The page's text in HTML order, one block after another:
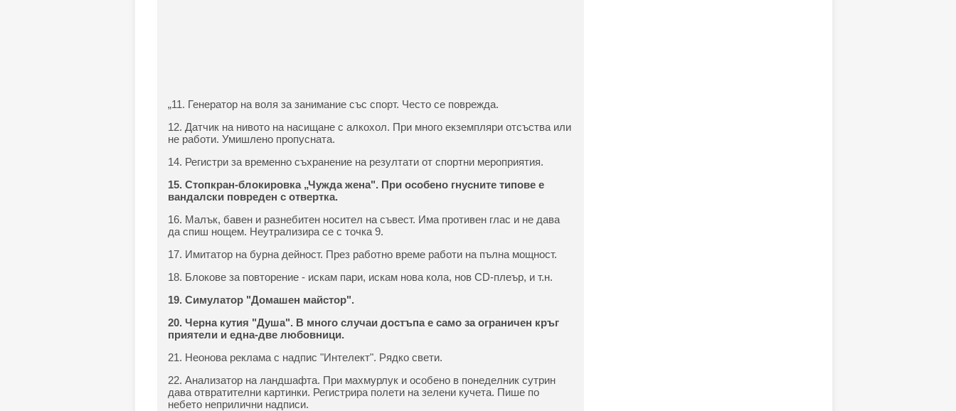
„11. Генератор на воля за занимание със спорт. Често се поврежда.
12. Датчик на нивото на насищане с алкохол. При много екземпляри отсъства или
не работи. Умишлено пропусната.
14. Регистри за временно съхранение на резултати от спортни мероприятия.
15. Стопкран-блокировка „Чужда жена". При особено гнусните типове е
вандалски повреден с отвертка.
16. Малък, бавен и разнебитен носител на съвест. Има противен глас и не дава
да спиш нощем. Неутрализира се с точка 9.
17. Имитатор на бурна дейност. През работно време работи на пълна мощност.
18. Блокове за повторение - искам пари, искам нова кола, нов CD-плеър, и т.н.
19. Симулатор "Домашен майстор".
20. Черна кутия "Душа". В много случаи достъпа е само за ограничен кръг
приятели и една-две любовници.
21. Hеонова реклама с надпис "Интелект". Рядко свети.
22. Анализатор на ландшафта. При махмурлук и особено в понеделник сутрин
дава отвратителни картинки. Регистрира полети на зелени кучета. Пише по
небето неприлични надписи.